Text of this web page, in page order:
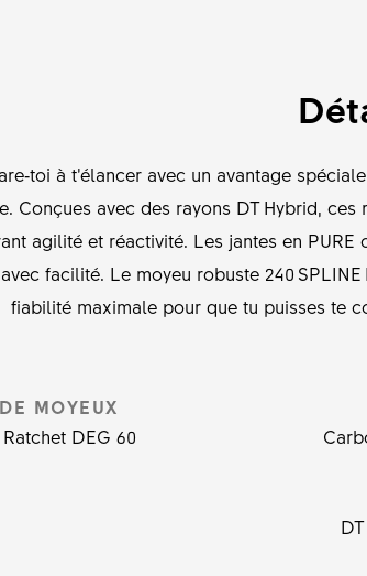
à t’élancer avec un avantage
Conçues avec des rayons DT Hybrid,
agilité et réactivité. Les jantes en
facilité. Le moyeu robuste 240
fiabilité maximale pour que tu puisses te
MOYEUX
DEG 60